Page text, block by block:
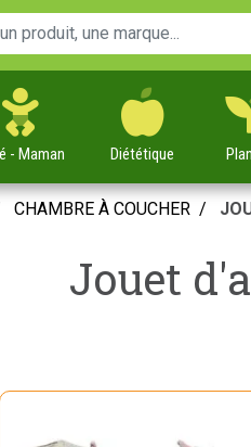
- Maman Diététique
CHAMBRE À COUCHER
Jouet